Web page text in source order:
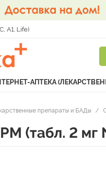
A1, Life)
АПТЕКА
препараты и БАДы /
(табл. 2 мг